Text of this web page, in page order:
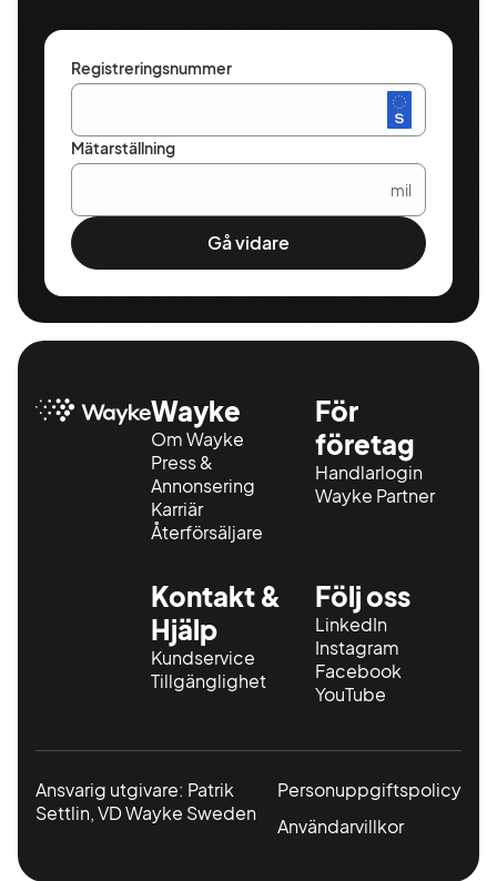
Registreringsnummer
Mätarställning
mil
Gå vidare
Wayke
Om Wayke
Press &
Annonsering
Karriär
Återförsäljare
För
företag
Handlarlogin
Wayke Partner
Kontakt &
Hjälp
Kundservice
Tillgänglighet
Följ oss
LinkedIn
Instagram
Facebook
YouTube
Ansvarig utgivare: Patrik
Settlin, VD Wayke Sweden
Personuppgiftspolicy
Användarvillkor